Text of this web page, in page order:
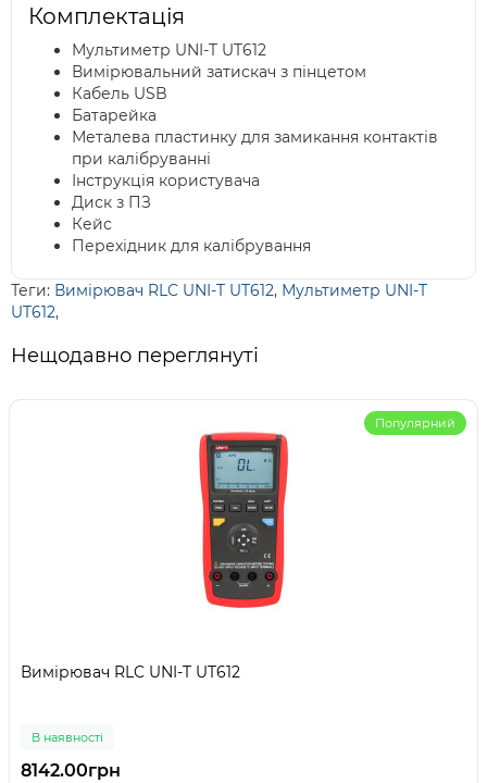
Комплектація
Мультиметр UNI-T UT612
Вимірювальний затискач з пінцетом
Кабель USB
Батарейка
Металева пластинку для замикання контактів
при калібруванні
Інструкція користувача
Диск з ПЗ
Кейс
Перехідник для калібрування
Теги: Вимірювач RLC UNI-T UT612, Мультиметр UNI-T
UT612,
Нещодавно переглянуті
Популярний
Вимірювач RLC UNI-T UT612
В наявності
8142.00грн